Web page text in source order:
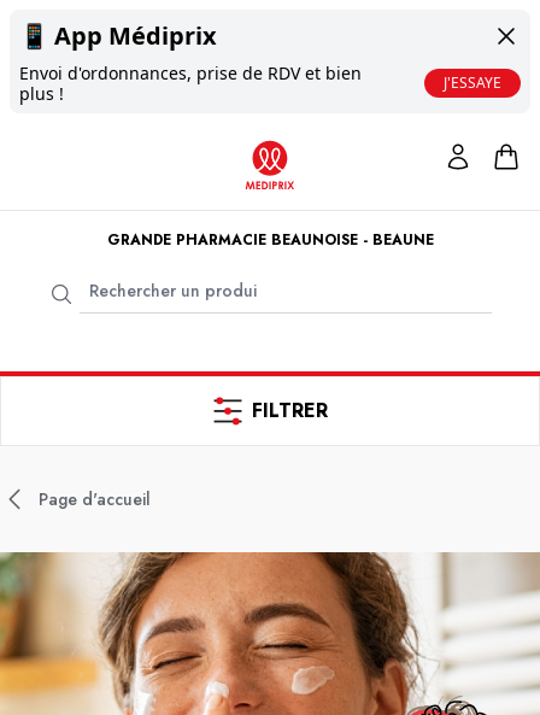
📱 App Médiprix
Envoi d'ordonnances, prise de RDV et bien
plus !
J'ESSAYE
GRANDE PHARMACIE BEAUNOISE - BEAUNE
FILTRER
Page d'accueil